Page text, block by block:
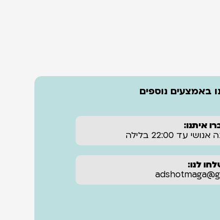
באמצעים נוספים
איתנו:
לנו: